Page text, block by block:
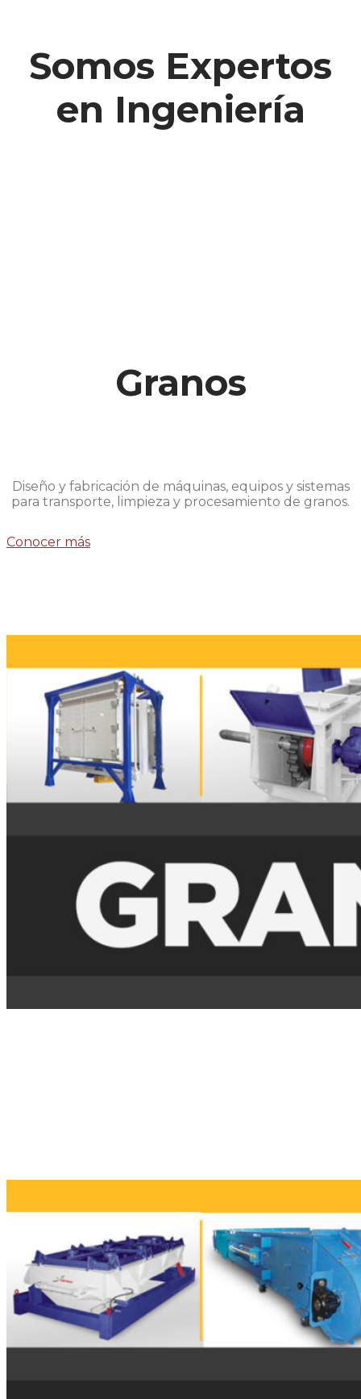
Somos Expertos
en Ingeniería
Granos
Diseño y fabricación de máquinas, equipos y sistemas
para transporte, limpieza y procesamiento de granos.
Conocer más